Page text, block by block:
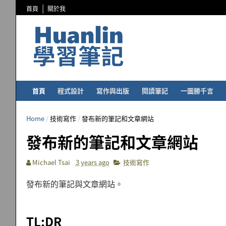
首頁 關於我
首頁 程式設計 寫作與出版 閱讀筆記 一圖勝千言
Home /技術寫作 /發布新的筆記和文章網站
發布新的筆記和文章網站
Michael Tsai 3 years ago 技術寫作
發布新的筆記與文章網站。
TL;DR